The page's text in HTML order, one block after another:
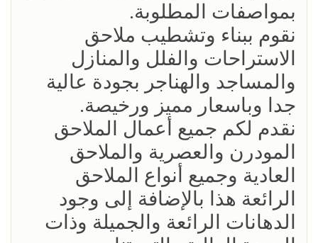
بمواصفات المطلوبة.‏
نقوم ببناء وتشطيب ملاحق
الاستراحات والفلل والمنازل
والمساجد والهناجر بجودة عالية
جدا وباسعار مميز ورخيصة.
نقدم لكم جميع أعمال الملاحق
المودرن والعصرية والملاحق
العادية وجميع أنواع الملاحق
الرائعة هذا بالإضافة إلى وجود
الدهانات الرائعة والجميلة وذات